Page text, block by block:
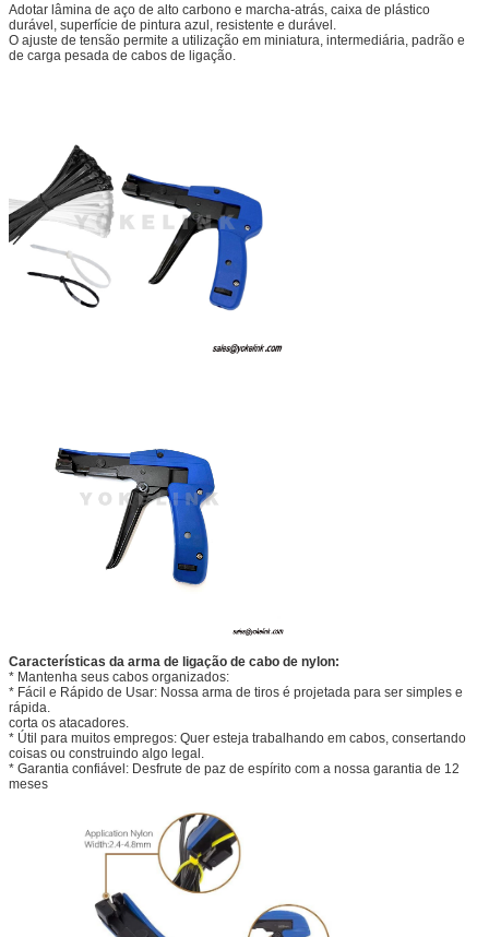
Adotar lâmina de aço de alto carbono e marcha-atrás, caixa de plástico
durável, superfície de pintura azul, resistente e durável.
O ajuste de tensão permite a utilização em miniatura, intermediária, padrão e
de carga pesada de cabos de ligação.
Características da arma de ligação de cabo de nylon:
* Mantenha seus cabos organizados:
* Fácil e Rápido de Usar: Nossa arma de tiros é projetada para ser simples e
rápida.
corta os atacadores.
* Útil para muitos empregos: Quer esteja trabalhando em cabos, consertando
coisas ou construindo algo legal.
* Garantia confiável: Desfrute de paz de espírito com a nossa garantia de 12
meses